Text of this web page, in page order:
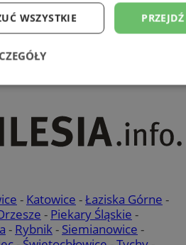
- Katowice -Łaziska Górne -
- Piekary Śląskie -
- Rybnik- Siemianowice -
WSZYSTKIE
Wydajność Targetowanie
Niesklasyfikowane
Wydajność Targetowanie